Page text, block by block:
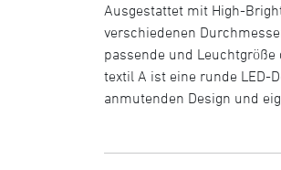
Ausgestattet mit High-
verschiedenen
passende und
textil A ist eine runde LED-
anmutenden Design und